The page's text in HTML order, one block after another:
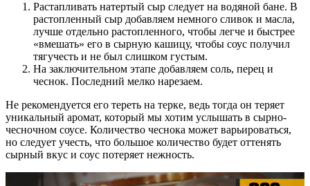
Растапливать натертый сыр следует на водяной бане. В
растопленный сыр добавляем немного сливок и масла,
лучше отдельно растопленного, чтобы легче и быстрее
«вмешать» его в сырную кашицу, чтобы соус получил
тягучесть и не был слишком густым.
На заключительном этапе добавляем соль, перец и
чеснок. Последний мелко нарезаем.
Не рекомендуется его тереть на терке, ведь тогда он теряет
уникальный аромат, который мы хотим услышать в сырно-
чесночном соусе. Количество чеснока может варьироваться,
но следует учесть, что большое количество будет оттенять
сырный вкус и соус потеряет нежность.